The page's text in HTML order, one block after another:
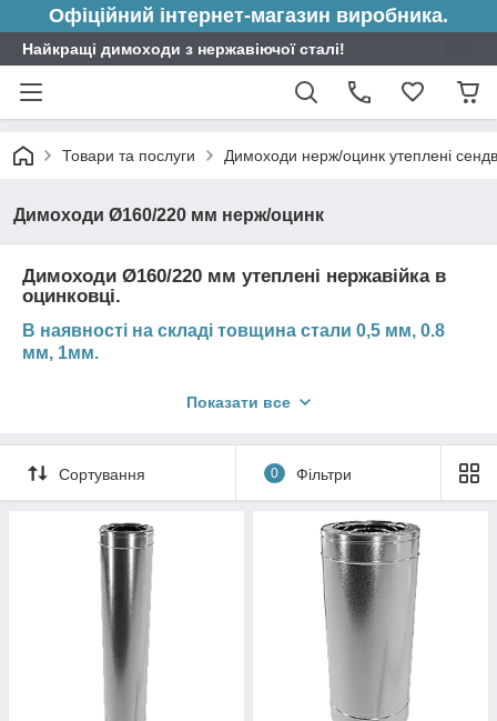
Офіційний інтернет-магазин виробника.
Найкращі димоходи з нержавіючої сталі!
Товари та послуги Димоходи нерж/оцинк утеплені
Димоходи Ø160/220 мм нерж/оцинк
Димоходи Ø160/220 мм утеплені нержавійка в
оцинковці.
В наявності на складі товщина стали 0,5 мм, 0.8
мм, 1мм.
відповідна товщина елементів димоходу.
Показати все
Сортування 0 Фільтри